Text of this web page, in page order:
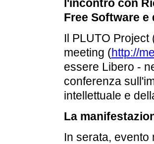
l'incontro con
Free Software e
Il PLUTO Project
meeting (http://
essere Libero -
conferenza
intellettuale e
La
In serata,